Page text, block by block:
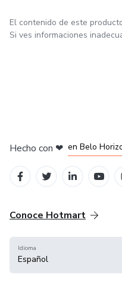
El contenido de este
Si ves informaciones
Hecho con ❤ en Belo
Conoce Hotmart
Idioma
Español